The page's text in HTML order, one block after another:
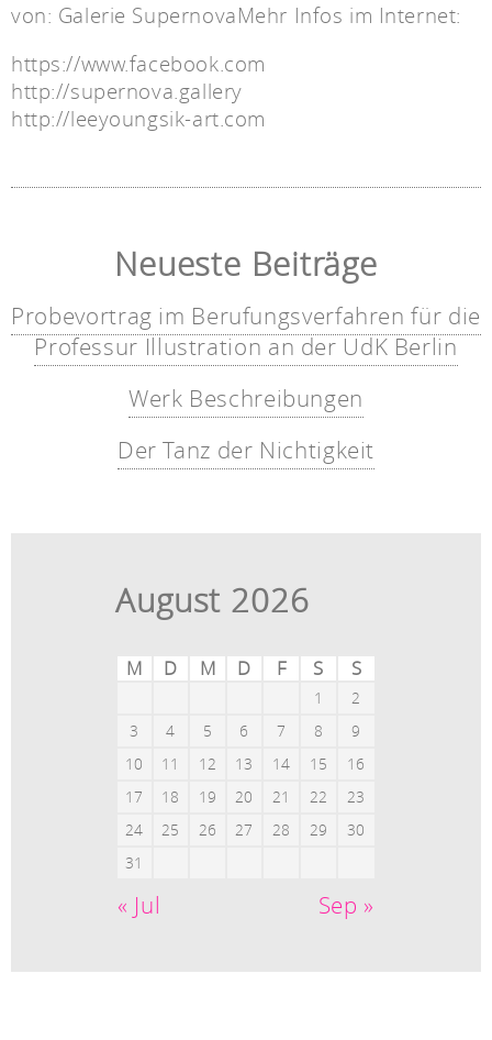
von: Galerie SupernovaMehr Infos im Internet:
https://www.facebook.com
http://supernova.gallery
http://leeyoungsik-art.com
Neueste Beiträge
Probevortrag im Berufungsverfahren für die
Professur Illustration an der UdK Berlin
Werk Beschreibungen
Der Tanz der Nichtigkeit
August 2026
M D M D F S S
« Jul Sep »
1
2
3
4 5 6 7 8
9
10
11 12 13 14 15
16
17
18 19 20 21 22
23
24
25 26 27 28 29
30
31